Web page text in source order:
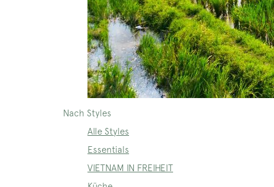
Nach Styles
Alle Styles
Essentials
VIETNAM IN FREIHEIT